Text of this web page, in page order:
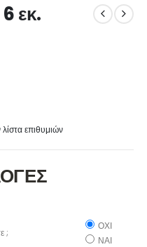
εκ.
επιθυμιών
;
ΟΧΙ
ΝΑΙ